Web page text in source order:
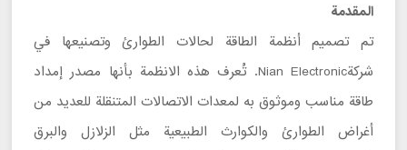
المقدمة
تم تصميم أنظمة الطاقة لحالات الطوارئ وتصنيعها في
شركةNian Electronic. تُعرف هذه الانظمة بأنها مصدر إمداد
طاقة مناسب وموثوق به لمعدات الاتصالات المتنقلة للعديد من
أغراض الطوارئ والكوارث الطبيعية مثل الزلازل والبرق